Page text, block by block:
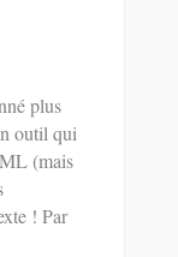
plus
outil qui
(mais
! Par